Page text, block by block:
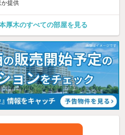
か提供
厚木のすべての部屋を見る